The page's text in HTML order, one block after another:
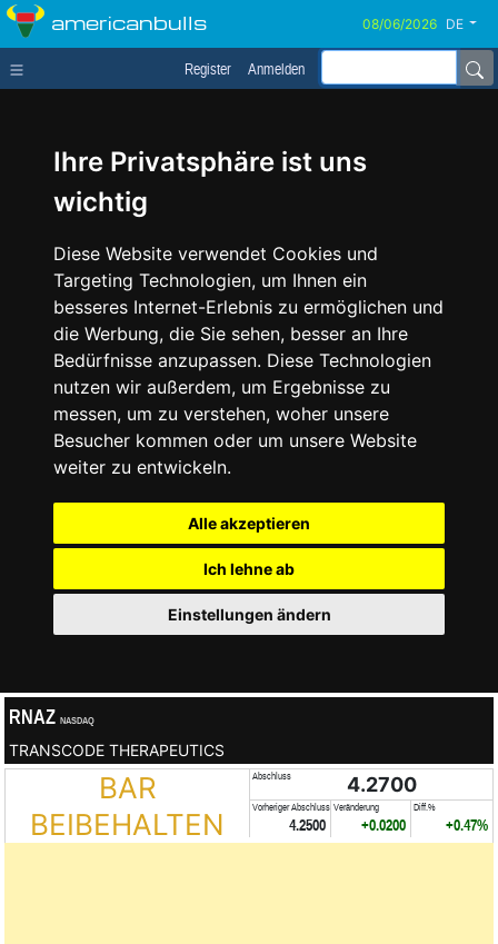
Ihre Privatsphäre ist uns
wichtig
Diese Website verwendet Cookies und
Targeting Technologien, um Ihnen ein
besseres Internet-Erlebnis zu ermöglichen und
die Werbung, die Sie sehen, besser an Ihre
Bedürfnisse anzupassen. Diese Technologien
nutzen wir außerdem, um Ergebnisse zu
messen, um zu verstehen, woher unsere
Besucher kommen oder um unsere Website
weiter zu entwickeln.
Alle akzeptieren
Ich lehne ab
Einstellungen ändern
americanbulls DE
Register Anmelden
RNAZ NASDAQ
TRANSCODE THERAPEUTICS
BAR
BEIBEHALTEN
Abschluss 4.2700
Vorheriger Abschluss
4.2500
Veränderung
+0.0200
Diff.%
+0.47%